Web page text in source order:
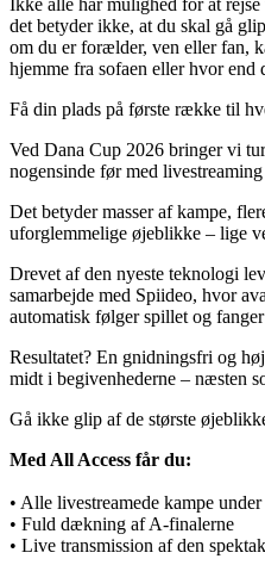
Ikke alle har mulighed for at
det betyder ikke, at du skal gå
om du er forælder, ven eller fan,
hjemme fra sofaen eller hvor end
Få din plads på første række til
Ved Dana Cup 2026 bringer vi
nogensinde før med
Det betyder masser af kampe,
uforglemmelige øjeblikke – lige
Drevet af den nyeste teknologi
samarbejde med Spiideo, hvor
automatisk følger spillet og
Resultatet? En gnidningsfri og
midt i begivenhederne – næsten
Gå ikke glip af de største
Med All Access får du:
• Alle livestreamede kampe
• Fuld dækning af A-finalerne
• Live transmission af den